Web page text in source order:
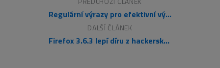
Regulární výrazy pro efektivní vývoj webových aplikací
DALŠÍ ČLÁNEK
Firefox 3.6.3 lepí díru z hackerské konference